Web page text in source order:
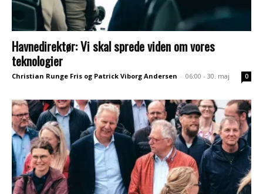
Havnedirektør: Vi skal sprede viden om vores
teknologier
Christian Runge Fris og Patrick Viborg Andersen - 06:00 - 30. maj 0